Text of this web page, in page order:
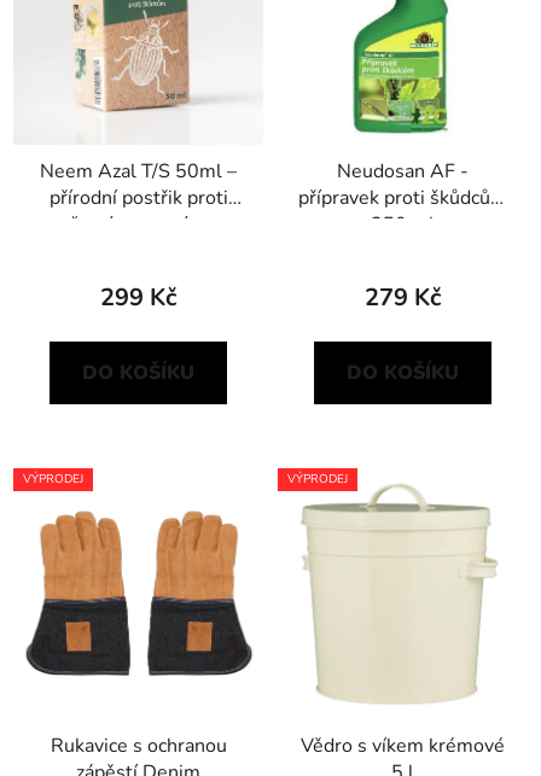
Neem Azal T/S 50ml –
přírodní postřik proti
žravým a savým
299 Kč
DO KOŠÍKU
Neudosan AF -
přípravek proti škůdcům
250 ml
279 Kč
DO KOŠÍKU
VÝPRODEJ
Rukavice s ochranou
VÝPRODEJ
Vědro s víkem krémové